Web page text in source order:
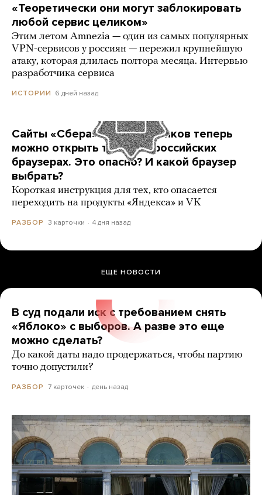
«Теоретически они могут заблокировать
любой сервис целиком»
Этим летом Amnezia — один из самых популярных
VPN-сервисов у россиян — пережил крупнейшую
атаку, которая длилась полтора месяца. Интервью
разработчика сервиса
ИСТОРИИ 6 дней назад
Сайты «Сбера» и других банков теперь
можно открыть только в российских
браузерах. Это опасно? И какой браузер
выбрать?
Короткая инструкция для тех, кто опасается
переходить на продукты «Яндекса» и VK
РАЗБОР 3 карточки 4 дня назад
ЕЩЕ НОВОСТИ
В суд подали иск с требованием снять
«Яблоко» с выборов. А разве это еще
можно сделать?
До какой даты надо продержаться, чтобы партию
точно допустили?
РАЗБОР 7 карточек день назад